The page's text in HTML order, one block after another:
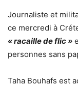
Journaliste et
ce mercredi à
« racaille de flic »
personnes sans
Taha Bouhafs est